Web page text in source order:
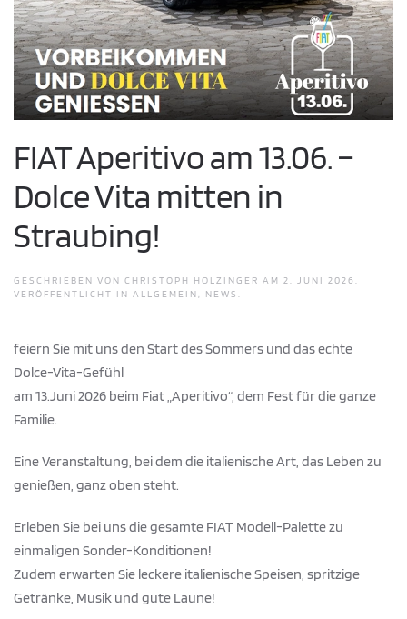
FIAT Aperitivo am 13.06. –
Dolce Vita mitten in
Straubing!
GESCHRIEBEN VON CHRISTOPH HOLZINGER AM 2. JUNI 2026 .
VERÖFFENTLICHT IN ALLGEMEIN, NEWS .
feiern Sie mit uns den Start des Sommers und das echte
Dolce-Vita-Gefühl
am 13.Juni 2026 beim Fiat „Aperitivo“, dem Fest für die ganze
Familie.
Eine Veranstaltung, bei dem die italienische Art, das Leben zu
genießen, ganz oben steht.
Erleben Sie bei uns die gesamte FIAT Modell-Palette zu
einmaligen Sonder-Konditionen!
Zudem erwarten Sie leckere italienische Speisen, spritzige
Getränke, Musik und gute Laune!